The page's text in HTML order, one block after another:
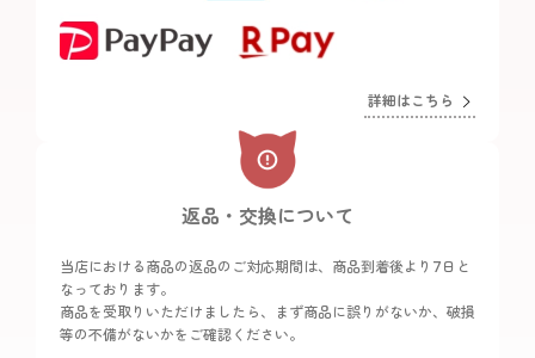
詳細はこちら
返品・交換について
当店における商品の返品のご対応期間は、商品到着後より7日と
なっております。
商品を受取りいただけましたら、まず商品に誤りがないか、破損
等の不備がないかをご確認ください。